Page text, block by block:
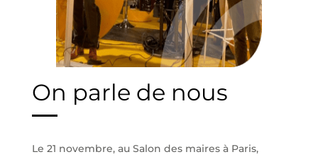
On parle de nous
Le 21 novembre, au Salon des maires à Paris,